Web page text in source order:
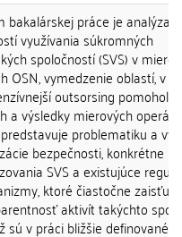
bakalárskej práce je analýza
využívania súkromných
spoločností (SVS) v
OSN, vymedzenie oblastí, v
outsorsing pomohol
a výsledky mierových operácií.
problematiku a
bezpečnosti, konkrétne
SVS a existujúce
ktoré čiastočne zaisťujú
aktivít takýchto
sú v práci bližšie definované